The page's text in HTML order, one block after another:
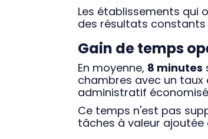
Les établissements qui
des résultats constants
Gain de temps
En moyenne, 8 minutes
chambres avec un taux
administratif
Ce temps n'est pas
tâches à valeur ajoutée